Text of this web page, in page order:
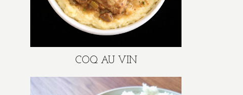
COQ AU VIN